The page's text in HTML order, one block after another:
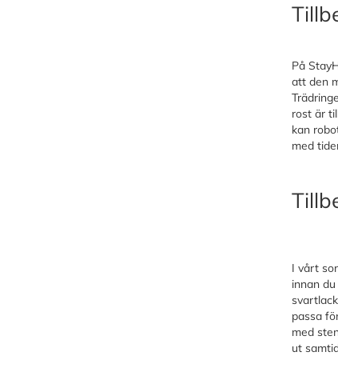
På
att den
rost är
kan
med
I vårt
innan
passa
med
ut